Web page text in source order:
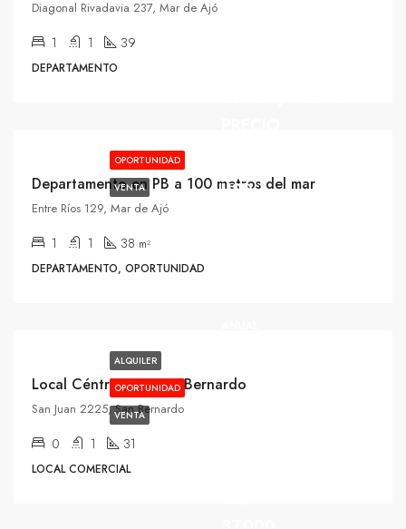
Diagonal Rivadavia 237, Mar de Ajó
1 1 39
DEPARTAMENTO
OPORTUNIDAD
VENTA
Departamento en PB a 100 metros del mar
Entre Ríos 129, Mar de Ajó
1 1 38 m²
DEPARTAMENTO, OPORTUNIDAD
ALQUILER
OPORTUNIDAD
VENTA
USD
Local Céntrico en San Bernardo
San Juan 2225, San Bernardo
0 1 31
LOCAL COMERCIAL